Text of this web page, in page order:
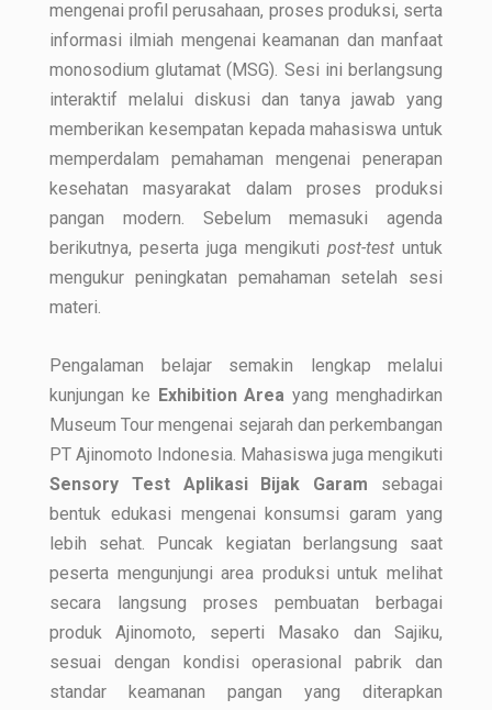
mengenai profil perusahaan, proses produksi, serta
informasi ilmiah mengenai keamanan dan manfaat
monosodium glutamat (MSG). Sesi ini berlangsung
interaktif melalui diskusi dan tanya jawab yang
memberikan kesempatan kepada mahasiswa untuk
memperdalam pemahaman mengenai penerapan
kesehatan masyarakat dalam proses produksi
pangan modern. Sebelum memasuki agenda
berikutnya, peserta juga mengikuti post-test untuk
mengukur peningkatan pemahaman setelah sesi
materi.
Pengalaman belajar semakin lengkap melalui
kunjungan ke Exhibition Area yang menghadirkan
Museum Tour mengenai sejarah dan perkembangan
PT Ajinomoto Indonesia. Mahasiswa juga mengikuti
Sensory Test Aplikasi Bijak Garam sebagai
bentuk edukasi mengenai konsumsi garam yang
lebih sehat. Puncak kegiatan berlangsung saat
peserta mengunjungi area produksi untuk melihat
secara langsung proses pembuatan berbagai
produk Ajinomoto, seperti Masako dan Sajiku,
sesuai dengan kondisi operasional pabrik dan
standar keamanan pangan yang diterapkan